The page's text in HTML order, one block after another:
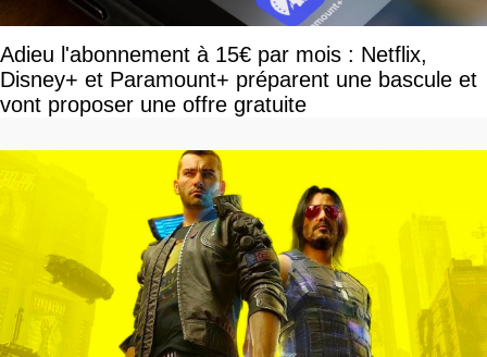
Adieu l'abonnement à 15€ par mois : Netflix,
Disney+ et Paramount+ préparent une bascule et
vont proposer une offre gratuite